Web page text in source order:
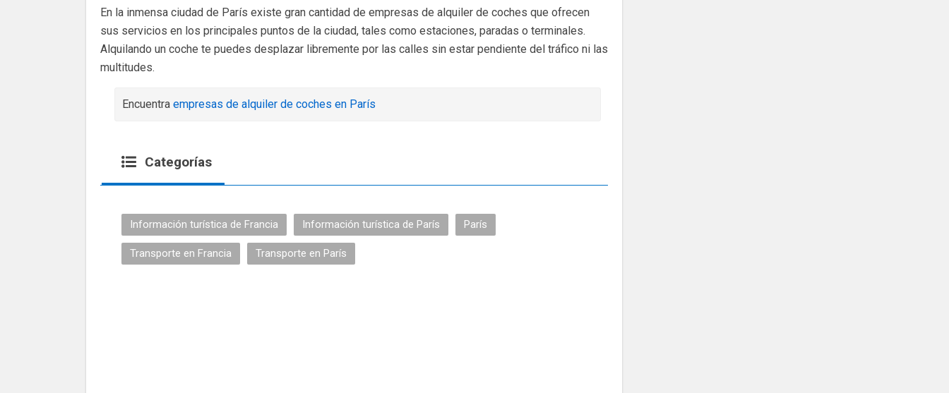
En la inmensa ciudad de París existe gran cantidad de empresas de alquiler de coches que ofrecen
sus servicios en los principales puntos de la ciudad, tales como estaciones, paradas o terminales.
Alquilando un coche te puedes desplazar libremente por las calles sin estar pendiente del tráfico ni las
multitudes.
Encuentra empresas de alquiler de coches en París
Categorías
Información turística de Francia Información turística de París París
Transporte en Francia Transporte en París